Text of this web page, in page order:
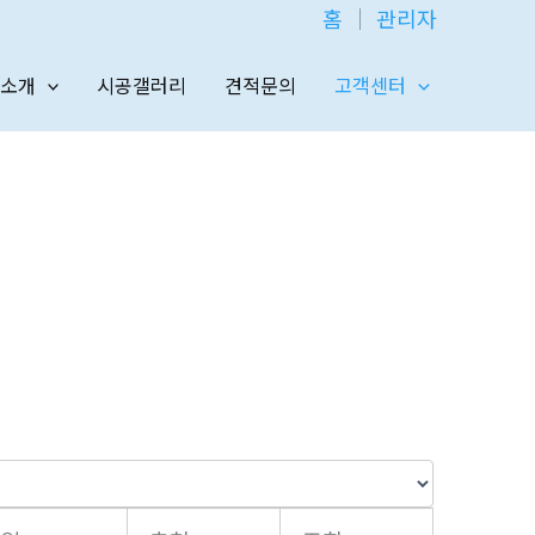
홈 │ 관리자
개 시공갤러리 견적문의 고객센터